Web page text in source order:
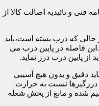
فنی و تائیدیه اصالت کالا از
که درب بسته است،باید
فاصله در پایین درب می
دقیق و بدون هیچ آسیبی
نسبت به حرارت
شده و مانع از پخش شعله